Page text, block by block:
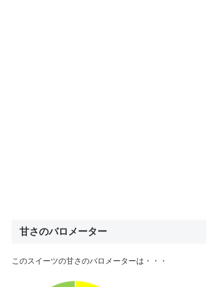
甘さのバロメーター
このスイーツの甘さのバロメーターは・・・